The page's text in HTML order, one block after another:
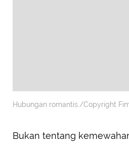
Hubungan romantis./Copyright
Bukan tentang